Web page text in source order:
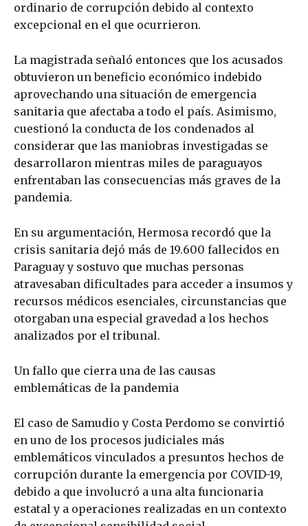
ordinario de corrupción debido al contexto
excepcional en el que ocurrieron.
La magistrada señaló entonces que los acusados
obtuvieron un beneficio económico indebido
aprovechando una situación de emergencia
sanitaria que afectaba a todo el país. Asimismo,
cuestionó la conducta de los condenados al
considerar que las maniobras investigadas se
desarrollaron mientras miles de paraguayos
enfrentaban las consecuencias más graves de la
pandemia.
En su argumentación, Hermosa recordó que la
crisis sanitaria dejó más de 19.600 fallecidos en
Paraguay y sostuvo que muchas personas
atravesaban dificultades para acceder a insumos y
recursos médicos esenciales, circunstancias que
otorgaban una especial gravedad a los hechos
analizados por el tribunal.
Un fallo que cierra una de las causas
emblemáticas de la pandemia
El caso de Samudio y Costa Perdomo se convirtió
en uno de los procesos judiciales más
emblemáticos vinculados a presuntos hechos de
corrupción durante la emergencia por COVID-19,
debido a que involucró a una alta funcionaria
estatal y a operaciones realizadas en un contexto